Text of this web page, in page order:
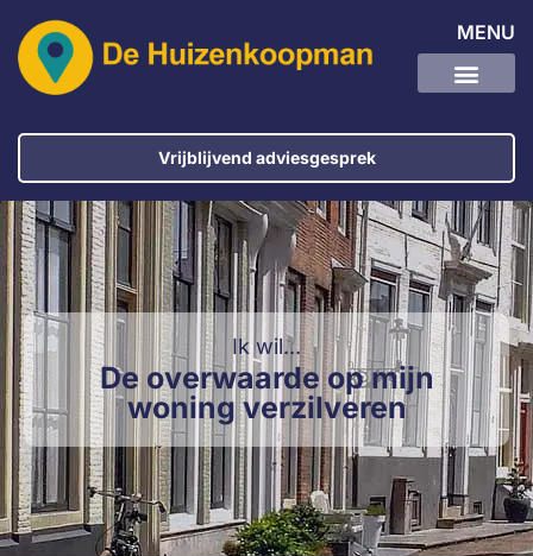
MENU
Vrijblijvend adviesgesprek
Ik wil...
De overwaarde op mijn
woning verzilveren